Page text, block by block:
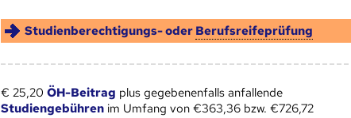
Studienberechtigungs- oder Berufsreifeprüfung
€ 25,20 ÖH-Beitrag plus gegebenenfalls anfallende
Studiengebührenim Umfang von €363,36 bzw. €726,72